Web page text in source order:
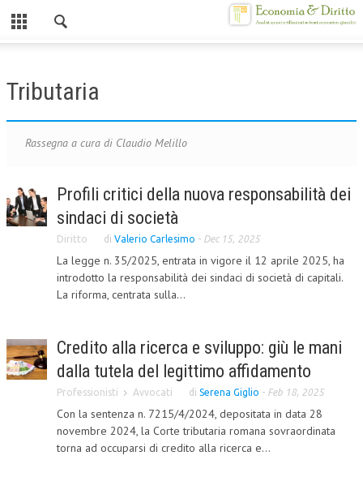
CHI SIAMO
MISSION
CENTRO STUDI
ATTO COSTITUTIVO E STATUTO
ORGANIZZAZIONE
OBIETTIVI
ALTA FORMAZIONE
CORSI CE.S.E.D.
ARCHIVIO CORSI 2015
DIVENTA SOCIO
Tributaria
Rassegna a cura di Claudio Melillo
Profili critici della nuova responsabilità dei
sindaci di società
Diritto di Valerio Carlesimo - Dec 15, 2025
La legge n. 35/2025, entrata in vigore il 12 aprile 2025, ha
introdotto la responsabilità dei sindaci di società di capitali.
La riforma, centrata sulla...
Credito alla ricerca e sviluppo: giù le mani
dalla tutela del legittimo affidamento
Professionisti Avvocati di Serena Giglio - Feb 18, 2025
Con la sentenza n. 7215/4/2024, depositata in data 28
novembre 2024, la Corte tributaria romana sovraordinata
torna ad occuparsi di credito alla ricerca e...